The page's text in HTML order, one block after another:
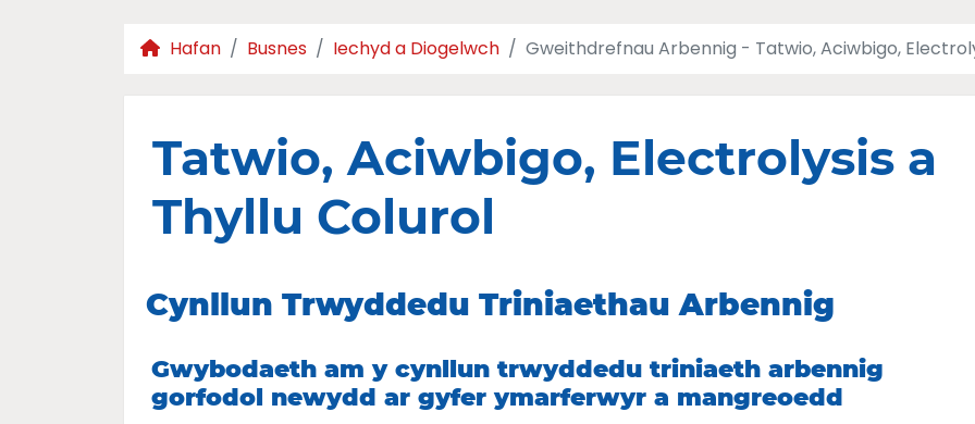
Hafan Busnes Iechyd a Diogelwch Gweithdrefnau Arbennig - Tatwio, Aciwbigo,
Tatwio, Aciwbigo, Electrolysis a
Thyllu Colurol
Cynllun Trwyddedu Triniaethau Arbennig
Gwybodaeth am y cynllun trwyddedu triniaeth arbennig
gorfodol newydd ar gyfer ymarferwyr a mangreoedd